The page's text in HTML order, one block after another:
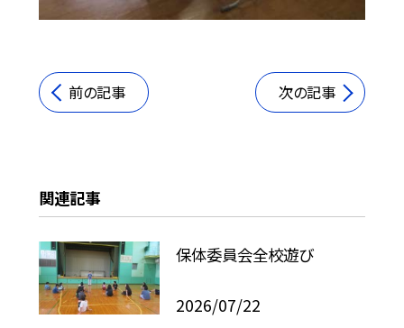
前の記事 次の記事
関連記事
保体委員会全校遊び
2026/07/22